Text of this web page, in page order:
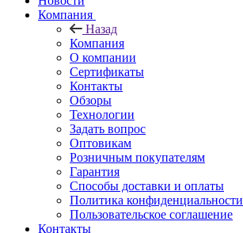
Компания
Назад
Компания
О компании
Сертификаты
Контакты
Обзоры
Технологии
Задать вопрос
Оптовикам
Розничным покупателям
Гарантия
Способы доставки и оплаты
Политика конфиденциальности
Пользовательское соглашение
Контакты